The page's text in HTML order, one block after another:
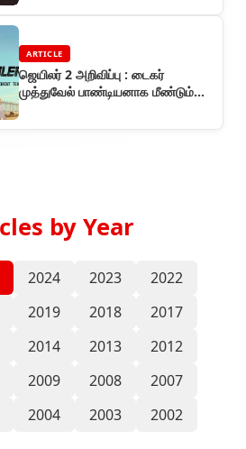
ARTICLE
ஜெயிலர் 2 அறிவிப்பு : டைகர்
முத்துவேல் பாண்டியனாக மீண்டும்
by Year
2024 2023
2022
2019 2018
2017
2014 2013
2012
2009 2008
2007
2004 2003 2002